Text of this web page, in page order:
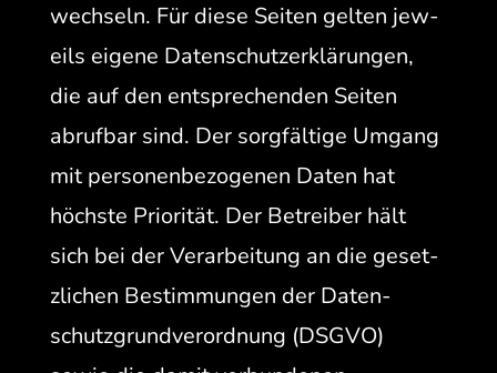
wech­seln. Für diese Seit­en gel­ten jew­
eils eigene Daten­schutzerk­lärun­gen,
die auf den entsprechen­den Seit­en
abruf­bar sind. Der sorgfältige Umgang
mit per­so­n­en­be­zo­ge­nen Dat­en hat
höch­ste Pri­or­ität. Der Betreiber hält
sich bei der Ver­ar­beitung an die geset­
zlichen Bes­tim­mungen der Daten­
schutz­grund­verord­nung (DSGVO)